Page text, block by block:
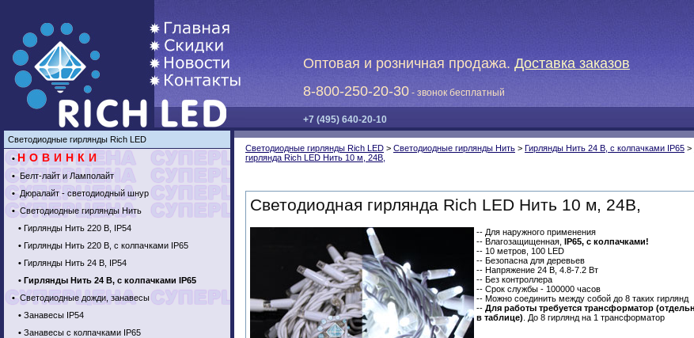
Оптовая и розничная продажа. Доставка заказов
8-800-250-20-30 - звонок бесплатный
+7 (495) 640-20-10
Светодиодные гирлянды Rich LED
•НОВИНКИ
•Белт-лайт и Ламполайт
•Дюралайт - светодиодный шнур
•Светодиодные гирлянды Нить
• Гирлянды Нить 220 В, IP54
• Гирлянды Нить 220 В, с колпачками IP65
• Гирлянды Нить 24 В, IP54
• Гирлянды Нить 24 В, с колпачками IP65
•Светодиодные дожди, занавесы
• Занавесы IP54
• Занавесы с колпачками IP65
Светодиодные гирлянды Rich LED > Светодиодные гирлянды Нить > Гирлянды Нить 24 В, с колпачками IP65 >
гирлянда Rich LED Нить 10 м, 24В,
Светодиодная гирлянда Rich LED Нить 10 м, 24В,
-- Для наружного применения
-- Влагозащищенная, IP65, с колпачками!
-- 10 метров, 100 LED
-- Безопасна для деревьев
-- Напряжение 24 В, 4.8-7.2 Вт
-- Без контроллера
-- Срок службы - 100000 часов
-- Можно соединить между собой до 8 таких гирлянд
-- Для работы требуется трансформатор
в таблице) . До 8 гирлянд на 1 трансформатор